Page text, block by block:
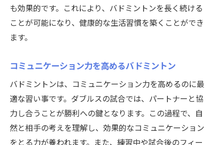
も効果的です。これにより、バドミントンを長く続ける
ことが可能になり、健康的な生活習慣を築くことができ
ます。
コミュニケーション力を高めるバドミントン
バドミントンは、コミュニケーション力を高めるのに最
適な習い事です。ダブルスの試合では、パートナーと協
力し合うことが勝利への鍵となります。この過程で、自
然と相手の考えを理解し、効果的なコミュニケーション
をとる力が養われます。また、練習中や試合後のフィー